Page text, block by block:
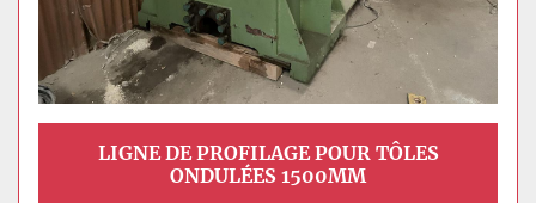
LIGNE DE PROFILAGE POUR TÔLES
ONDULÉES 1500MM